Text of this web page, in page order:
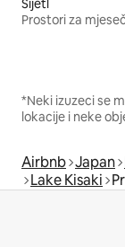
Sijetl
Prostori za
*Neki izuzeci se
lokacije i neke
Airbnb Japan
Lake Kisaki